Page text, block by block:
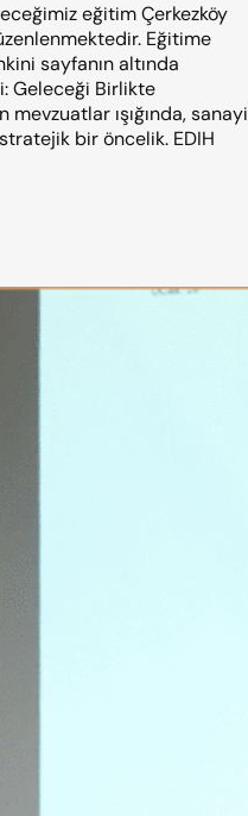
eğitim Çerkezköy
Eğitime
sayfanın altında
Geleceği Birlikte
ışığında, sanayi
bir öncelik. EDIH